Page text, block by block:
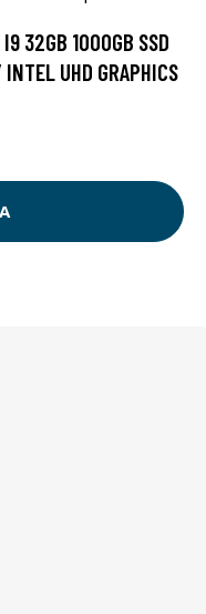
I9 32GB 1000GB SSD
UHD GRAPHICS